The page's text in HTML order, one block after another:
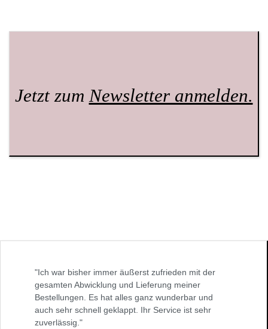
Jetzt zumNewsletter anmelden.
"Ich war bisher immer äußerst zufrieden mit der
gesamten Abwicklung und Lieferung meiner
Bestellungen. Es hat alles ganz wunderbar und
auch sehr schnell geklappt. Ihr Service ist sehr
zuverlässig."